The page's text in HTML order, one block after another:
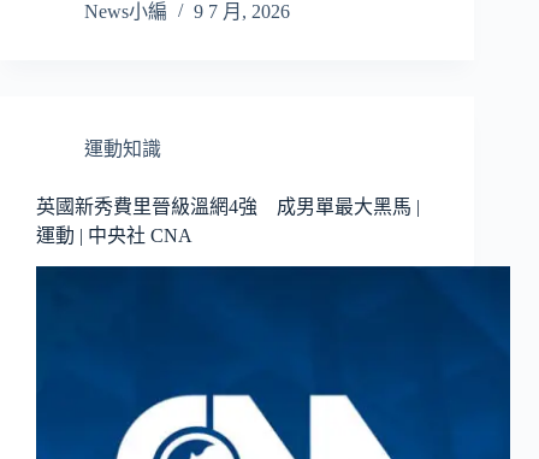
News小編
9 7 月, 2026
運動知識
英國新秀費里晉級溫網4強 成男單最大黑馬 |
運動 | 中央社 CNA